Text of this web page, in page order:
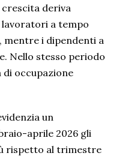
crescita deriva
a tempo
i dipendenti a
Nello stesso periodo
di occupazione
un
aprile 2026 gli
rispetto al trimestre